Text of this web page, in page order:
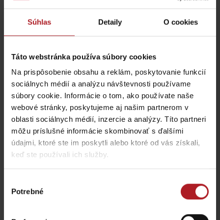
Súhlas Detaily O cookies
Táto webstránka používa súbory cookies
Na prispôsobenie obsahu a reklám, poskytovanie funkcií
sociálnych médií a analýzu návštevnosti používame
súbory cookie. Informácie o tom, ako používate naše
webové stránky, poskytujeme aj našim partnerom v
oblasti sociálnych médií, inzercie a analýzy. Títo partneri
môžu príslušné informácie skombinovať s ďalšími
údajmi, ktoré ste im poskytli alebo ktoré od vás získali,
keď ste používali ich služby.
súhlasu
Potrebné
Trať je upravovaná dobrovoľníkmi z ŠKC Liptovská Lúžna s
podporou samosprávy.